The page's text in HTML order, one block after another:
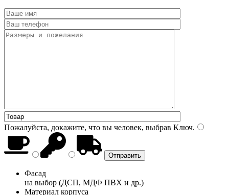
Пожалуйста, докажите, что вы человек, выбрав Ключ.
Фасад
на выбор (ДСП, МДФ ПВХ и др.)
Материал корпуса